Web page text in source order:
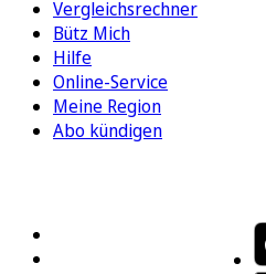
Vergleichsrechner
Bütz Mich
Hilfe
Online-Service
Meine Region
Abo kündigen